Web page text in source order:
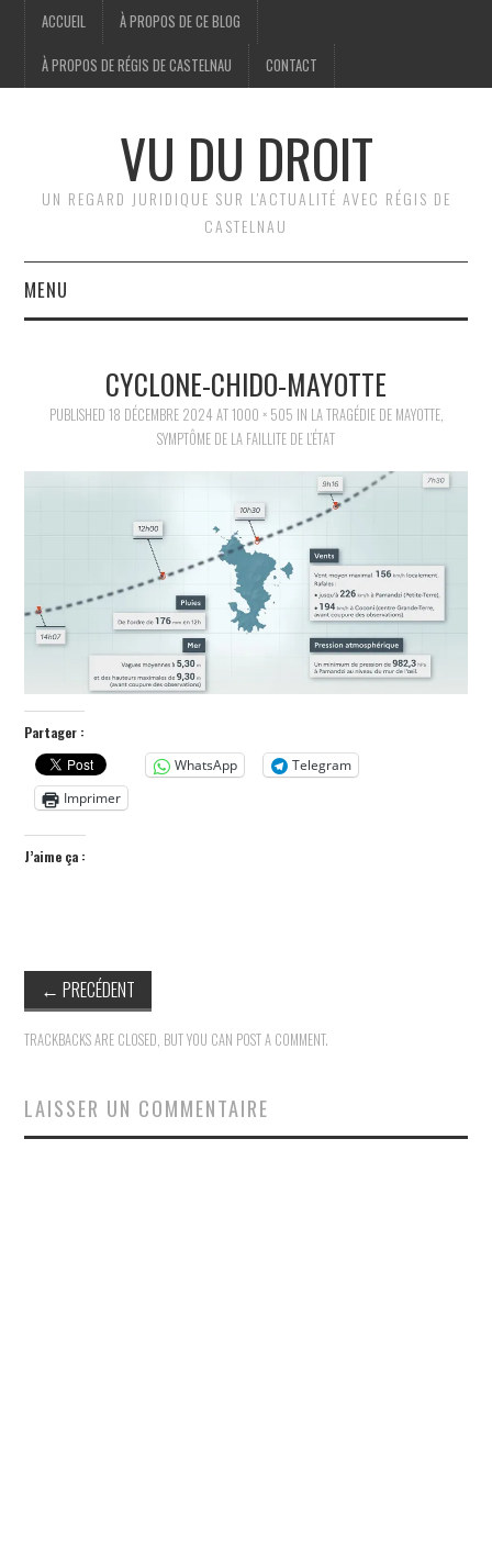
ACCUEIL À PROPOS DE CE BLOG
À PROPOS DE RÉGIS DE CASTELNAU CONTACT
VU DU DROIT
UN REGARD JURIDIQUE SUR L'ACTUALITÉ AVEC RÉGIS DE
CASTELNAU
MENU
CULTURE
SPORT
CYCLONE-CHIDO-MAYOTTE
PUBLISHED 18 DÉCEMBRE 2024 AT1000 × 505 IN LA TRAGÉDIE DE MAYOTTE,
SYMPTÔME DE LA FAILLITE DE L’ÉTAT
Partager :
WhatsApp
Telegram
Imprimer
J’aime ça :
← PRECÉDENT
TRACKBACKS ARE CLOSED, BUT YOU CAN POST A COMMENT.
LAISSER UN COMMENTAIRE